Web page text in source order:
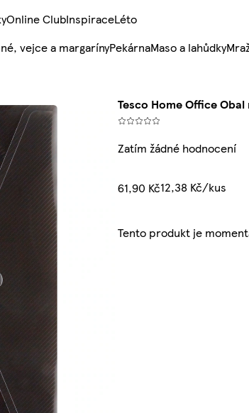
Online ClubInspiraceLéto
vejce a margarínyPekárnaMaso a lahůdky
Tesco Home Office
Zatím žádné hodnocení
61,90 Kč12,38 Kč/kus
Tento produkt je